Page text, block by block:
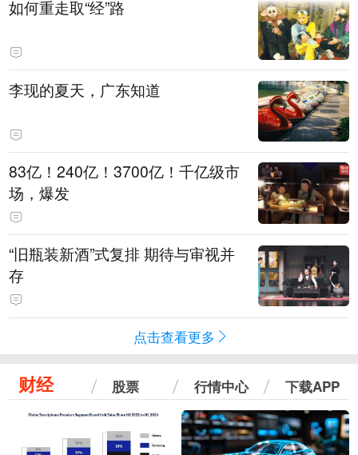
如何重走取“经”路
李现的夏天，广东知道
83亿！240亿！3700亿！千亿级市
场，爆发
“旧瓶装新酒”式复排 期待与审视并
存
点击查看更多
财经 股票 行情中心 下载APP